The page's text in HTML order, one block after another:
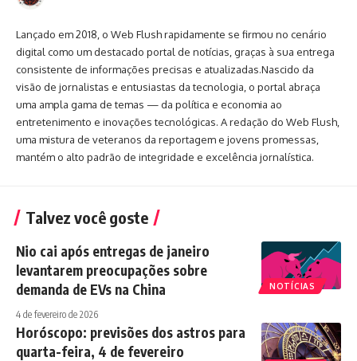
Lançado em 2018, o Web Flush rapidamente se firmou no cenário
digital como um destacado portal de notícias, graças à sua entrega
consistente de informações precisas e atualizadas.Nascido da
visão de jornalistas e entusiastas da tecnologia, o portal abraça
uma ampla gama de temas — da política e economia ao
entretenimento e inovações tecnológicas. A redação do Web Flush,
uma mistura de veteranos da reportagem e jovens promessas,
mantém o alto padrão de integridade e excelência jornalística.
Talvez você goste
NOTÍCIAS
Nio cai após entregas de janeiro
levantarem preocupações sobre
demanda de EVs na China
4 de fevereiro de 2026
Horóscopo: previsões dos astros para
quarta-feira, 4 de fevereiro